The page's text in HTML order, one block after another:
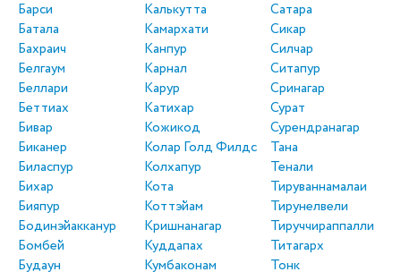
Барси
Батала
Бахраич
Белгаум
Беллари
Беттиах
Бивар
Биканер
Биласпур
Бихар
Бияпур
Бодинэйакканур
Бомбей
Будаун
Калькутта
Камархати
Канпур
Карнал
Карур
Катихар
Кожикод
Колар Голд Филдс
Колхапур
Кота
Коттэйам
Кришнанагар
Куддапах
Кумбаконам
Сатара
Сикар
Силчар
Ситапур
Сринагар
Сурат
Сурендранагар
Тана
Тенали
Тируваннамалаи
Тирунелвели
Тируччираппалли
Титагарх
Тонк